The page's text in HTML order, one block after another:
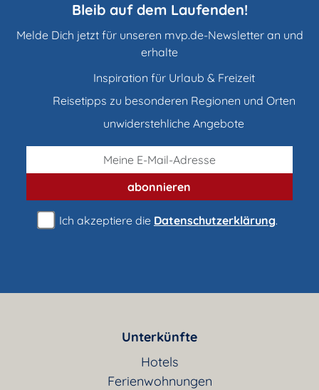
Bleib auf dem Laufenden!
Melde Dich jetzt für unseren mvp.de-Newsletter an und
erhalte
Inspiration für Urlaub & Freizeit
Reisetipps zu besonderen Regionen und Orten
unwiderstehliche Angebote
abonnieren
Ich akzeptiere die Datenschutzerklärung.
Unterkünfte
Hotels
Ferienwohnungen